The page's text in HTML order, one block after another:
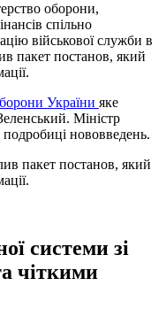
оборони,
спільно
військової служби в
пакет постанов, який
України яке
Міністр
нововведень.
пакет постанов, який
системи зі
чіткими